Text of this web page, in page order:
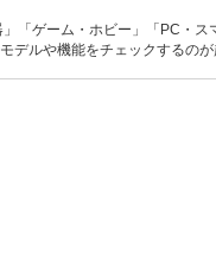
」「ゲーム・ホビー」「PC・
デルや機能をチェックするの